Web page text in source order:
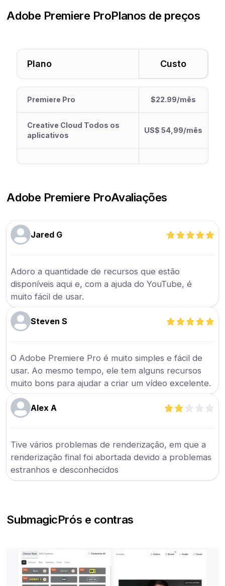
Adobe Premiere ProPlanos de preços
Plano Custo
Premiere Pro $22.99/mês
Creative Cloud Todos os
aplicativos
US$ 54,99/mês
Adobe Premiere ProAvaliações
Jared G
Adoro a quantidade de recursos que estão
disponíveis aqui e, com a ajuda do YouTube, é
muito fácil de usar.
Steven S
O Adobe Premiere Pro é muito simples e fácil de
usar. Ao mesmo tempo, ele tem alguns recursos
muito bons para ajudar a criar um vídeo excelente.
Alex A
Tive vários problemas de renderização, em que a
renderização final foi abortada devido a problemas
estranhos e desconhecidos
SubmagicPrós e contras